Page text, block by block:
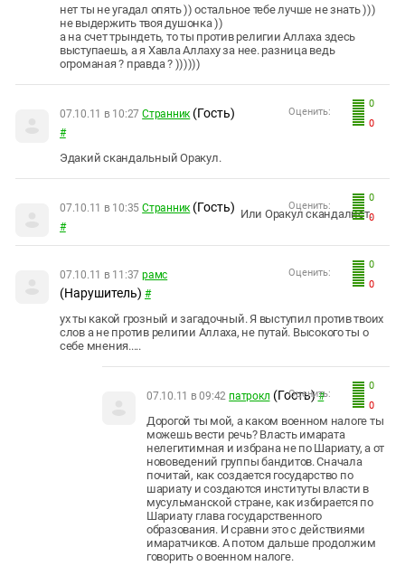
нет ты не угадал опять )) остальное тебе лучше не знать )))
не выдержить твоя душонка ))
а на счет трындеть, то ты против религии Аллаха здесь
выступаешь, а я Хавла Аллаху за нее. разница ведь
огроманая ? правда ? ))))))
0
0
Оценить:
07.10.11 в 10:27 Странник (Гость)
#
Эдакий скандальный Оракул.
0
0
Оценить:
07.10.11 в 10:35 Странник (Гость)
#
Или Оракул скандалист.
0
0
Оценить:
07.10.11 в 11:37 рамс
(Нарушитель) #
ух ты какой грозный и загадочный. Я выступил против твоих
слов а не против религии Аллаха, не путай. Высокого ты о
себе мнения.....
0
0
Оценить:
07.10.11 в 09:42 патрокл (Гость) #
Дорогой ты мой, а каком военном налоге ты
можешь вести речь? Власть имарата
нелегитимная и избрана не по Шариату, а от
нововедений группы бандитов. Сначала
почитай, как создается государство по
шариату и создаются институты власти в
мусульманской стране, как избирается по
Шариату глава государственного
образования. И сравни это с действиями
имаратчиков. А потом дальше продолжим
говорить о военном налоге.